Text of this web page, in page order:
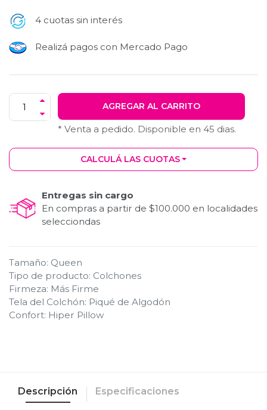
4 cuotas sin interés
Realizá pagos con Mercado Pago
AGREGAR AL CARRITO
* Venta a pedido. Disponible en 45 dias.
CALCULÁ LAS CUOTAS
Entregas sin cargo
En compras a partir de $100.000 en localidades
selecciondas
Tamaño: Queen
Tipo de producto: Colchones
Firmeza: Más Firme
Tela del Colchón: Piqué de Algodón
Confort: Hiper Pillow
Descripción Especificaciones